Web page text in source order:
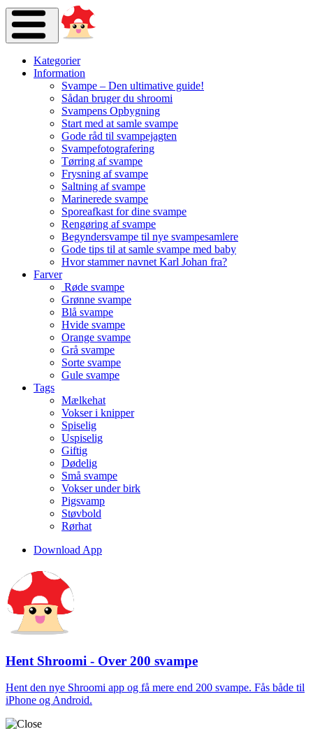
Kategorier
Information
Svampe – Den ultimative guide!
Sådan bruger du shroomi
Svampens Opbygning
Start med at samle svampe
Gode råd til svampejagten
Svampefotografering
Tørring af svampe
Frysning af svampe
Saltning af svampe
Marinerede svampe
Sporeafkast for dine svampe
Rengøring af svampe
Begyndersvampe til nye svampesamlere
Gode tips til at samle svampe med baby
Hvor stammer navnet Karl Johan fra?
Farver
Røde svampe
Grønne svampe
Blå svampe
Hvide svampe
Orange svampe
Grå svampe
Sorte svampe
Gule svampe
Tags
Mælkehat
Vokser i knipper
Spiselig
Uspiselig
Giftig
Dødelig
Små svampe
Vokser under birk
Pigsvamp
Støvbold
Rørhat
Download App
Hent Shroomi - Over 200 svampe
Hent den nye Shroomi app og få mere end 200 svampe. Fås både til
iPhone og Android.